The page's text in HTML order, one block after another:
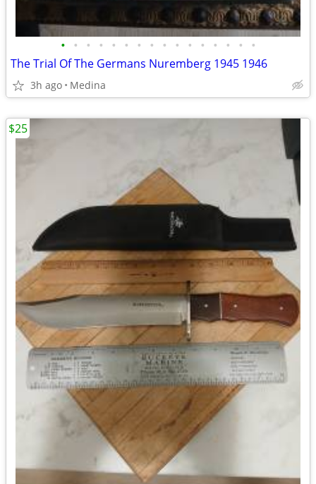
• • • • • • • • • • • • • • • •
The Trial Of The Germans Nuremberg 1945 1946
3h ago Medina
$25